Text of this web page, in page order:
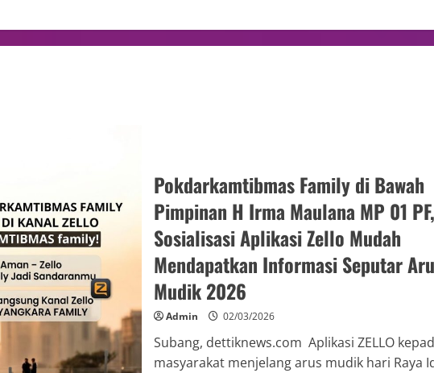
Pokdarkamtibmas Family di Bawah
Pimpinan H Irma Maulana MP 01
Sosialisasi Aplikasi Zello Mudah
Mendapatkan Informasi Seputar
Mudik 2026
Admin 02/03/2026
Subang, dettiknews.com Aplikasi ZELLO
masyarakat menjelang arus mudik hari Raya